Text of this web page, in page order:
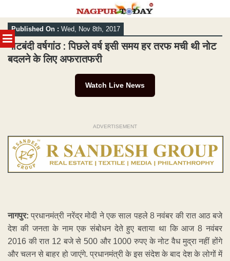
MENU
Skip
to
content
Published On : Wed, Nov 8th, 2017
नोटबंदी वर्षगांठ : पिछले वर्ष इसी समय हर तरफ मची थी नोट
बदलने के लिए अफरातफरी
Watch Live News
ADVERTISEMENT
नागपुर: प्रधानमंत्री नरेंद्र मोदी ने एक साल पहले 8 नवंबर की रात आठ बजे
देश की जनता के नाम एक संबोधन देते हुए बताया था कि आज 8 नवंबर
2016 की रात 12 बजे से 500 और 1000 रुपए के नोट वैध मुद्रा नहीं होंगे
और चलन से बाहर हो जाएंगे. प्रधानमंत्री के इस संदेश के बाद देश के लोगों में